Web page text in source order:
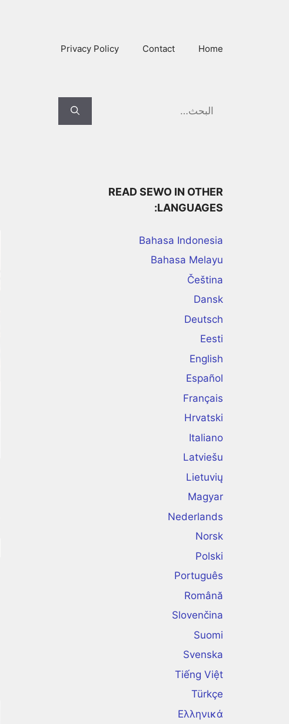
Home
Contact
Privacy Policy
for:
READ SEWO IN OTHER
LANGUAGES:
Bahasa Indonesia
Bahasa Melayu
Čeština
Dansk
Deutsch
Eesti
English
Español
Français
Hrvatski
Italiano
Latviešu
Lietuvių
Magyar
Nederlands
Norsk
Polski
Português
Română
Slovenčina
Suomi
Svenska
Tiếng Việt
Türkçe
Ελληνικά